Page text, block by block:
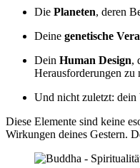
Die Planeten, deren
Deine genetische
Dein Human Design,
Herausforderungen zu
Und nicht zuletzt: dein
Diese Elemente sind keine
Wirkungen deines Gestern.